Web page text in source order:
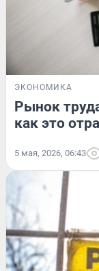
ЭКОНОМИКА
Рынок
как это
5 мая, 2026, 06:43